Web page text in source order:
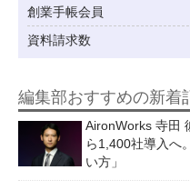
創業手帳会員
資料請求数
編集部おすすめの新着
AironWorks 寺田
ら1,400社導入へ
い方」